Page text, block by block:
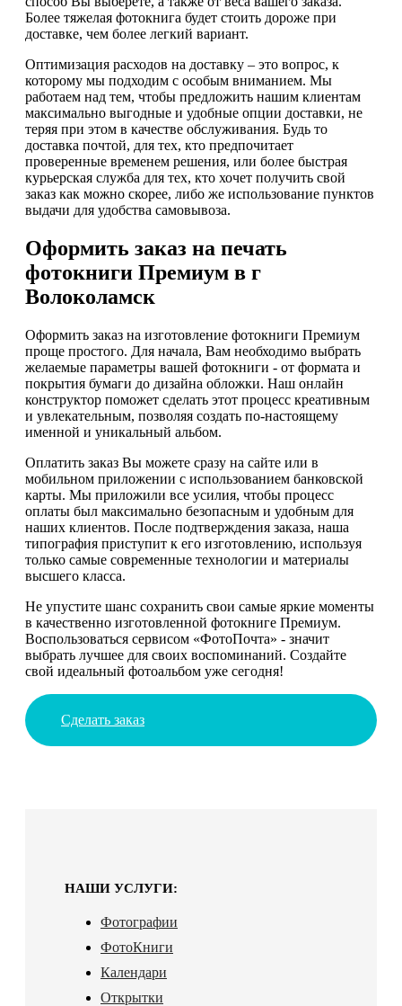
Более тяжелая фотокнига будет стоить дороже при
доставке, чем более легкий вариант.
Оптимизация расходов на доставку – это вопрос, к
которому мы подходим с особым вниманием. Мы
работаем над тем, чтобы предложить нашим клиентам
максимально выгодные и удобные опции доставки, не
теряя при этом в качестве обслуживания. Будь то
доставка почтой, для тех, кто предпочитает
проверенные временем решения, или более быстрая
курьерская служба для тех, кто хочет получить свой
заказ как можно скорее, либо же использование пунктов
выдачи для удобства самовывоза.
Оформить заказ на печать
фотокниги Премиум в г
Волоколамск
Оформить заказ на изготовление фотокниги Премиум
проще простого. Для начала, Вам необходимо выбрать
желаемые параметры вашей фотокниги - от формата и
покрытия бумаги до дизайна обложки. Наш онлайн
конструктор поможет сделать этот процесс креативным
и увлекательным, позволяя создать по-настоящему
именной и уникальный альбом.
Оплатить заказ Вы можете сразу на сайте или в
мобильном приложении с использованием банковской
карты. Мы приложили все усилия, чтобы процесс
оплаты был максимально безопасным и удобным для
наших клиентов. После подтверждения заказа, наша
типография приступит к его изготовлению, используя
только самые современные технологии и материалы
высшего класса.
Не упустите шанс сохранить свои самые яркие моменты
в качественно изготовленной фотокниге Премиум.
Воспользоваться сервисом «ФотоПочта» - значит
выбрать лучшее для своих воспоминаний. Создайте
свой идеальный фотоальбом уже сегодня!
Сделать заказ
НАШИ УСЛУГИ:
Фотографии
ФотоКниги
Календари
Открытки